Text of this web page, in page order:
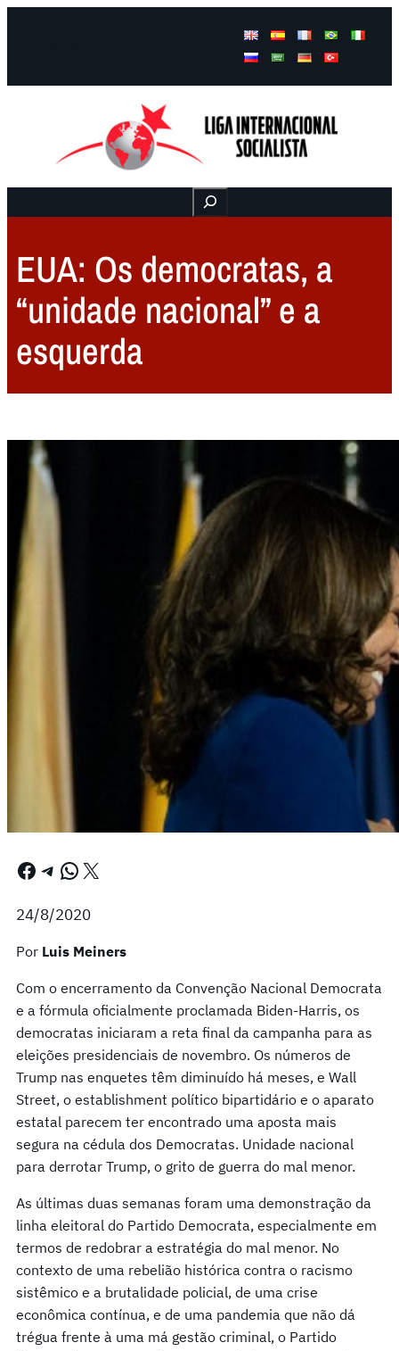
Buscar
EUA: Os democratas, a
“unidade nacional” e a
esquerda
Facebook Telegram WhatsApp X
24/8/2020
Por Luis Meiners
Com o encerramento da Convenção Nacional Democrata
e a fórmula oficialmente proclamada Biden-Harris, os
democratas iniciaram a reta final da campanha para as
eleições presidenciais de novembro. Os números de
Trump nas enquetes têm diminuído há meses, e Wall
Street, o establishment político bipartidário e o aparato
estatal parecem ter encontrado uma aposta mais
segura na cédula dos Democratas. Unidade nacional
para derrotar Trump, o grito de guerra do mal menor.
As últimas duas semanas foram uma demonstração da
linha eleitoral do Partido Democrata, especialmente em
termos de redobrar a estratégia do mal menor. No
contexto de uma rebelião histórica contra o racismo
sistêmico e a brutalidade policial, de uma crise
econômica contínua, e de uma pandemia que não dá
trégua frente à uma má gestão criminal, o Partido